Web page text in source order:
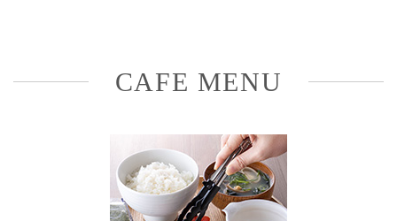
CAFE MENU